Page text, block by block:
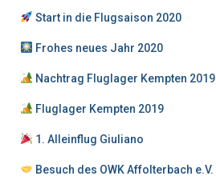
Start in die Flugsaison 2020
Frohes neues Jahr 2020
Nachtrag Fluglager Kempten 2019
Fluglager Kempten 2019
1. Alleinflug Giuliano
Besuch des OWK Affolterbach e.V.